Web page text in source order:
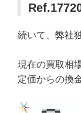
続いて、弊社
現在の買取相
定価からの換